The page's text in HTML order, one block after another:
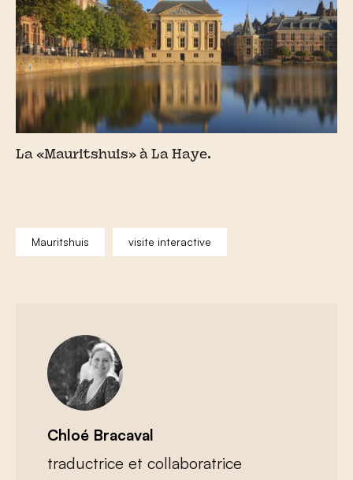
La «Mauritshuis» à La Haye.
Mauritshuis visite interactive
Chloé Bracaval
traductrice et collaboratrice